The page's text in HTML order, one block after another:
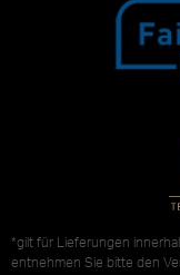
*gilt für Lieferungen
entnehmen Sie bitte den